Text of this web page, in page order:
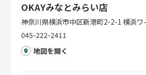
OKAYみなとみらい店
神奈川県横浜市中区新港町2-2-1 横浜
045-222-2411
地図を開く